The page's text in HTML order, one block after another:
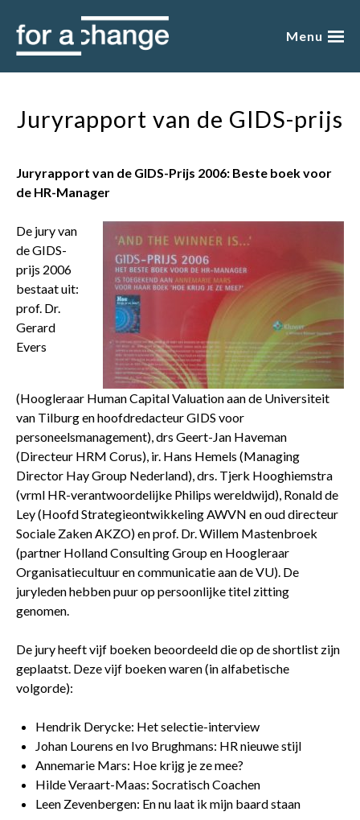
content
Menu
presentaties
academy
boeken
winkel
contact
Juryrapport van de GIDS-prijs
Juryrapport van de GIDS-Prijs 2006: Beste boek voor
de HR-Manager
De jury van
de GIDS-
prijs 2006
bestaat uit:
prof. Dr.
Gerard
Evers
(Hoogleraar Human Capital Valuation aan de Universiteit
van Tilburg en hoofdredacteur GIDS voor
personeelsmanagement), drs Geert-Jan Haveman
(Directeur HRM Corus), ir. Hans Hemels (Managing
Director Hay Group Nederland), drs. Tjerk Hooghiemstra
(vrml HR-verantwoordelijke Philips wereldwijd), Ronald de
Ley (Hoofd Strategieontwikkeling AWVN en oud directeur
Sociale Zaken AKZO) en prof. Dr. Willem Mastenbroek
(partner Holland Consulting Group en Hoogleraar
Organisatiecultuur en communicatie aan de VU). De
juryleden hebben puur op persoonlijke titel zitting
genomen.
De jury heeft vijf boeken beoordeeld die op de shortlist zijn
geplaatst. Deze vijf boeken waren (in alfabetische
volgorde):
Hendrik Derycke: Het selectie-interview
Johan Lourens en Ivo Brughmans: HR nieuwe stijl
Annemarie Mars: Hoe krijg je ze mee?
Hilde Veraart-Maas: Socratisch Coachen
Leen Zevenbergen: En nu laat ik mijn baard staan